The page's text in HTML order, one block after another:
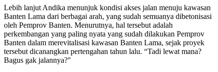
Lebih lanjut Andika menunjuk kondisi akses jalan menuju kawasan
Banten Lama dari berbagai arah, yang sudah semuanya dibetonisasi
oleh Pemprov Banten. Menurutnya, hal tersebut adalah
perkembangan yang paling nyata yang sudah dilakukan Pemprov
Banten dalam merevitalisasi kawasan Banten Lama, sejak proyek
tersebut dicanangkan pertengahan tahun lalu. “Tadi lewat mana?
Bagus gak jalannya?"